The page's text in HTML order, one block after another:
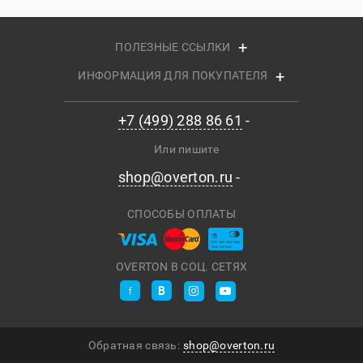
проигрыватель работает плавно и
оснащают фирменным тонармом 9
СС Evolution с интегрированным
дюймов. Его изготавливают из
тонарма гасит резонансы для
устанавливают на
выполняемый по стандарту
точности ABEC 7.
СКОРОСТИ SPEEDBOX
Pro-Ject 6Perspex Balanced
ПОЛЕЗНЫЕ ССЫЛКИ
ИНФОРМАЦИЯ ДЛЯ ПОКУПАТЕЛЯ
+7 (499) 288 86 61
Или пишите
shop@overton.ru
OVERTON В СОЦ. СЕТЯХ
СПОСОБЫ ОПЛАТЫ
Обратная связь: shop@overton.ru